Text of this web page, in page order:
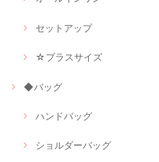
セットアップ
☆プラスサイズ
◆バッグ
ハンドバッグ
ショルダーバッグ